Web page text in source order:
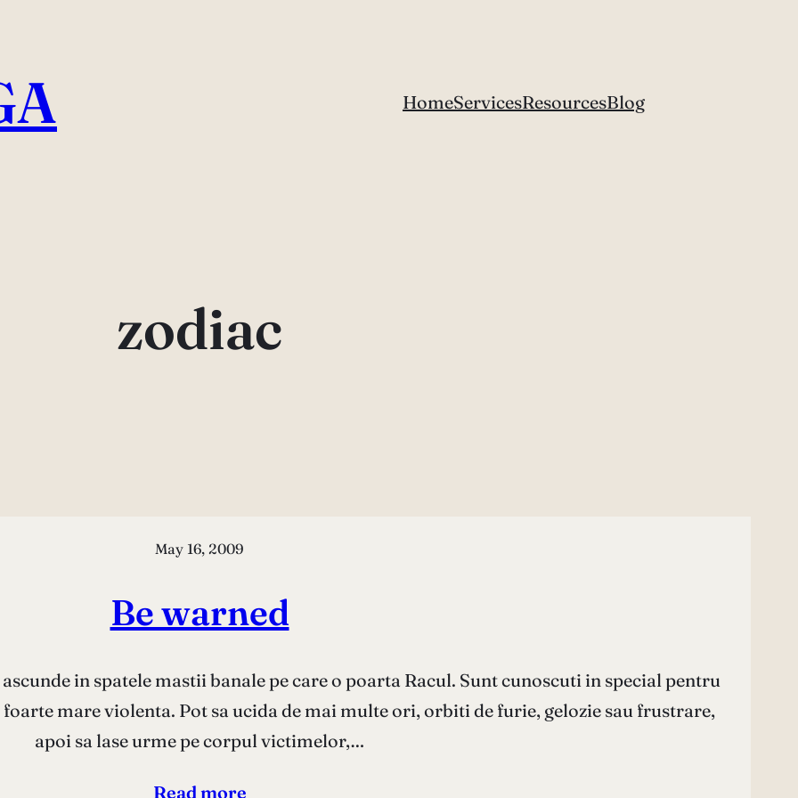
HomeServicesResourcesBlog
zodiac
May 16, 2009
Be warned
in spatele mastii banale pe care o poarta Racul. Sunt cunoscuti in special pentru
mare violenta. Pot sa ucida de mai multe ori, orbiti de furie, gelozie sau frustrare,
apoi sa lase urme pe corpul victimelor,…
Read more